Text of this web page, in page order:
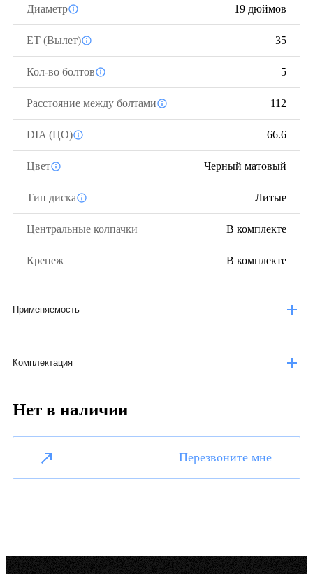
Диаметр 19 дюймов
ЕТ (Вылет) 35
Кол-во болтов 5
Расстояние между болтами 112
DIA (ЦО) 66.6
Цвет Черный матовый
Тип диска Литые
Центральные колпачки В комплекте
Крепеж В комплекте
Применяемость
Комплектация
Нет в наличии
Перезвоните мне